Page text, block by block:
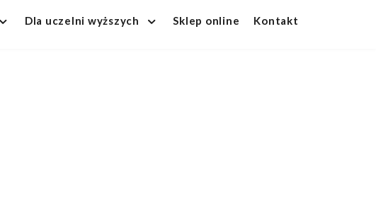
Dla uczelni wyższych Sklep online Kontakt